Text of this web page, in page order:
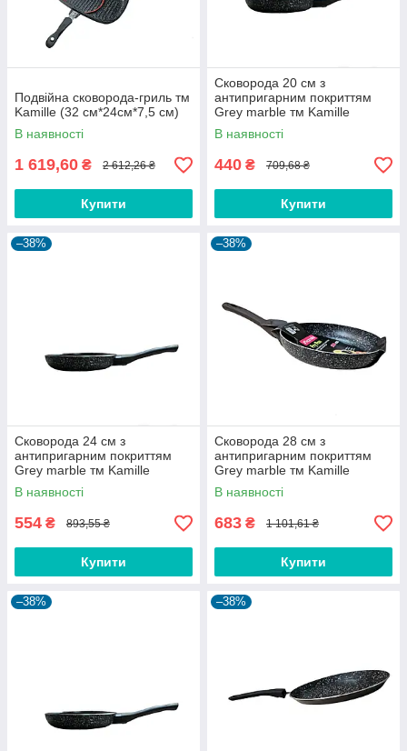
Подвійна сковорода-гриль тм
Kamille (32 см*24см*7,5 см)
В наявності
1 619,60 ₴ 2 612,26 ₴
Купити
Сковорода 20 см з
антипригарним покриттям
Grey marble тм Kamille
В наявності
440 ₴ 709,68 ₴
Купити
–38%
Сковорода 24 см з
антипригарним покриттям
Grey marble тм Kamille
В наявності
554 ₴ 893,55 ₴
Купити
–38%
Сковорода 28 см з
антипригарним покриттям
Grey marble тм Kamille
В наявності
683 ₴ 1 101,61 ₴
Купити
–38% –38%